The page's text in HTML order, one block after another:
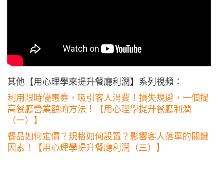
其他【用心理學來提升餐廳利潤】系列視頻：
利用限時優惠券，吸引客人消費！損失規避，一個提
高餐廳營業額的方法！【用心理學提升餐廳利潤
（一）】
餐品如何定價？規格如何設置？影響客人落單的關鍵
因素！【用心理學提升餐廳利潤（三）】